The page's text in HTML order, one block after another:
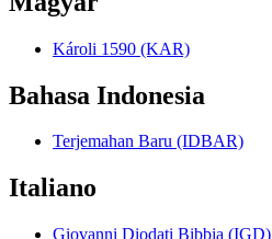
Károli 1590 (KAR)
Bahasa Indonesia
Terjemahan Baru (IDBAR)
Italiano
Giovanni Diodati Bibbia (IGD)